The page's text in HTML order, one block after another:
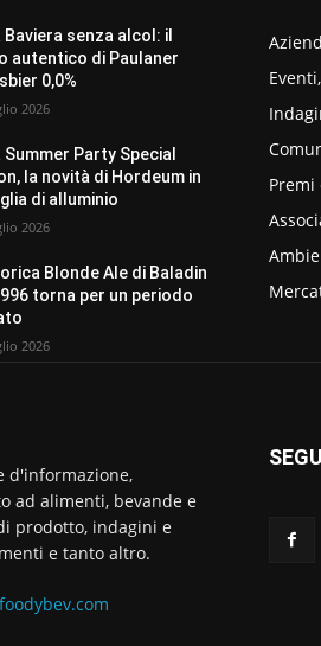
Baviera senza alcol: il
autentico di Paulaner
0,0%
2026
Party Special
la novità di Hordeum in
di alluminio
2026
Blonde Ale di Baladin
torna per un periodo
2026
Premi
d'informazione,
ad alimenti, bevande e
prodotto, indagini e
e tanto altro.